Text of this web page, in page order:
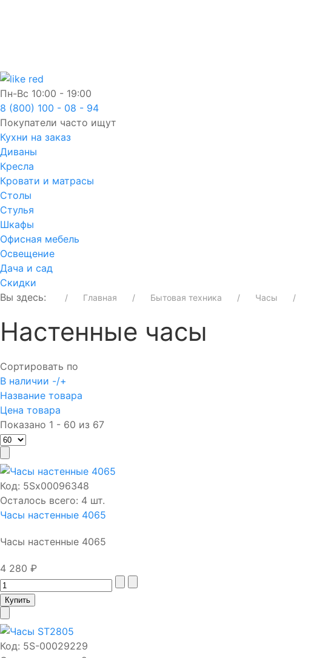
Пн-Вс 10:00 - 19:00
8 (800) 100 - 08 - 94
Покупатели часто ищут
Кухни на заказ
Диваны
Кресла
Кровати и матрасы
Столы
Стулья
Шкафы
Офисная мебель
Освещение
Дача и сад
Скидки
Вы здесь:
Главная Бытовая техника Часы
Настенные часы
Сортировать по
В наличии -/+
Название товара
Цена товара
Показано 1 - 60 из 67
Код: 5Sх00096348
Осталось всего: 4 шт.
Часы настенные 4065
Часы настенные 4065
4 280 ₽
Код: 5S-00029229